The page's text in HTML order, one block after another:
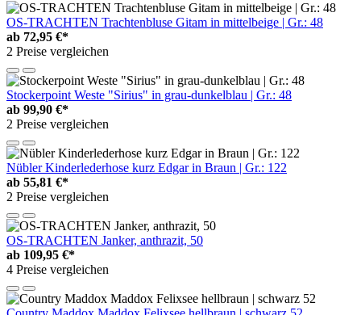
OS-TRACHTEN Trachtenbluse Gitam in mittelbeige | Gr.: 48
ab 72,95 €*
2 Preise vergleichen
Stockerpoint Weste "Sirius" in grau-dunkelblau | Gr.: 48
ab 99,90 €*
2 Preise vergleichen
Nübler Kinderlederhose kurz Edgar in Braun | Gr.: 122
ab 55,81 €*
2 Preise vergleichen
OS-TRACHTEN Janker, anthrazit, 50
ab 109,95 €*
4 Preise vergleichen